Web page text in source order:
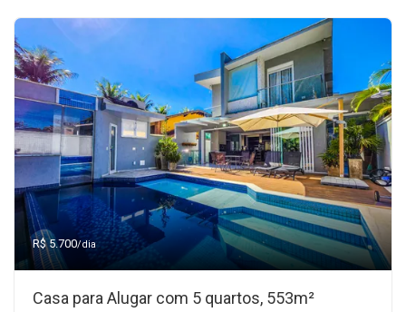
R$ 5.700/dia
Casa para Alugar com 5 quartos, 553m²